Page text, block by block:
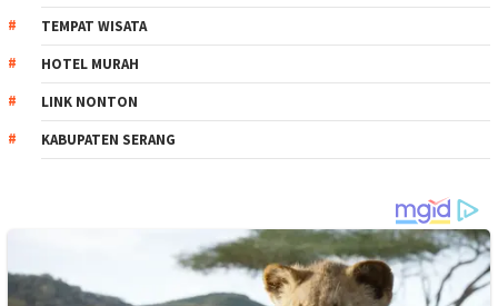
TEMPAT WISATA
HOTEL MURAH
LINK NONTON
KABUPATEN SERANG